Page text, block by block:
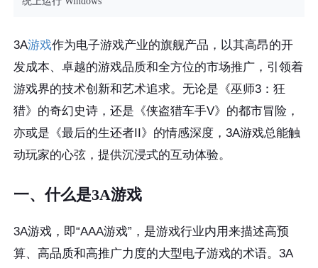
3A游戏作为电子游戏产业的旗舰产品，以其高昂的开
发成本、卓越的游戏品质和全方位的市场推广，引领着
游戏界的技术创新和艺术追求。无论是《巫师3：狂
猎》的奇幻史诗，还是《侠盗猎车手V》的都市冒险，
亦或是《最后的生还者II》的情感深度，3A游戏总能触
动玩家的心弦，提供沉浸式的互动体验。
一、什么是3A游戏
3A游戏，即“AAA游戏”，是游戏行业内用来描述高预
算、高品质和高推广力度的大型电子游戏的术语。3A